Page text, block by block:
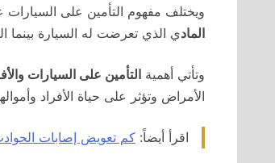
ويختلف مفهوم التأمين على
المادي الذي تعرضت له السيارة بينما
وتأتي أهمية التأمين على السيارات
الأمراض وتؤثر على حياة الأفراد
اقرأ أيضاً: كم تعويض إصابات